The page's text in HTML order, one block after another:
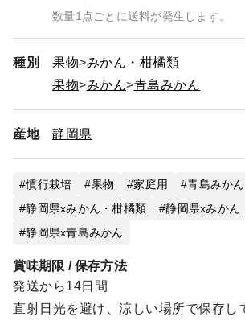
数量1点ごとに送料が発生します。
種別 果物
みかん・柑橘類
果物
みかん 青島みかん
産地 静岡県
慣行栽培 果物 家庭用 青島みかん
静岡県xみかん・柑橘類
静岡県xみかん
静岡県x青島みかん
賞味期限 / 保存方法
発送から14日間
直射日光を避け、涼しい場所で保存し